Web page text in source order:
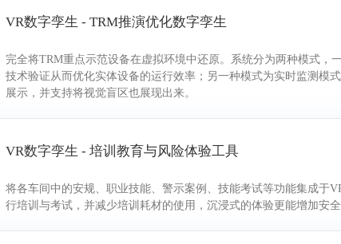
VR数字孪生 - TRM推演优化数字孪生
完全将TRM重点示范设备在虚拟环境中还原。系统分为两种模式
技术验证从而优化实体设备的运行效率；另一种模式为实时监测模
展示，并支持将视觉盲区也展现出来。
VR数字孪生 - 培训教育与风险体验工具
将各车间中的安规、职业技能、警示案例、技能考试等功能集成于
行培训与考试，并减少培训耗材的使用，沉浸式的体验更能增加安全